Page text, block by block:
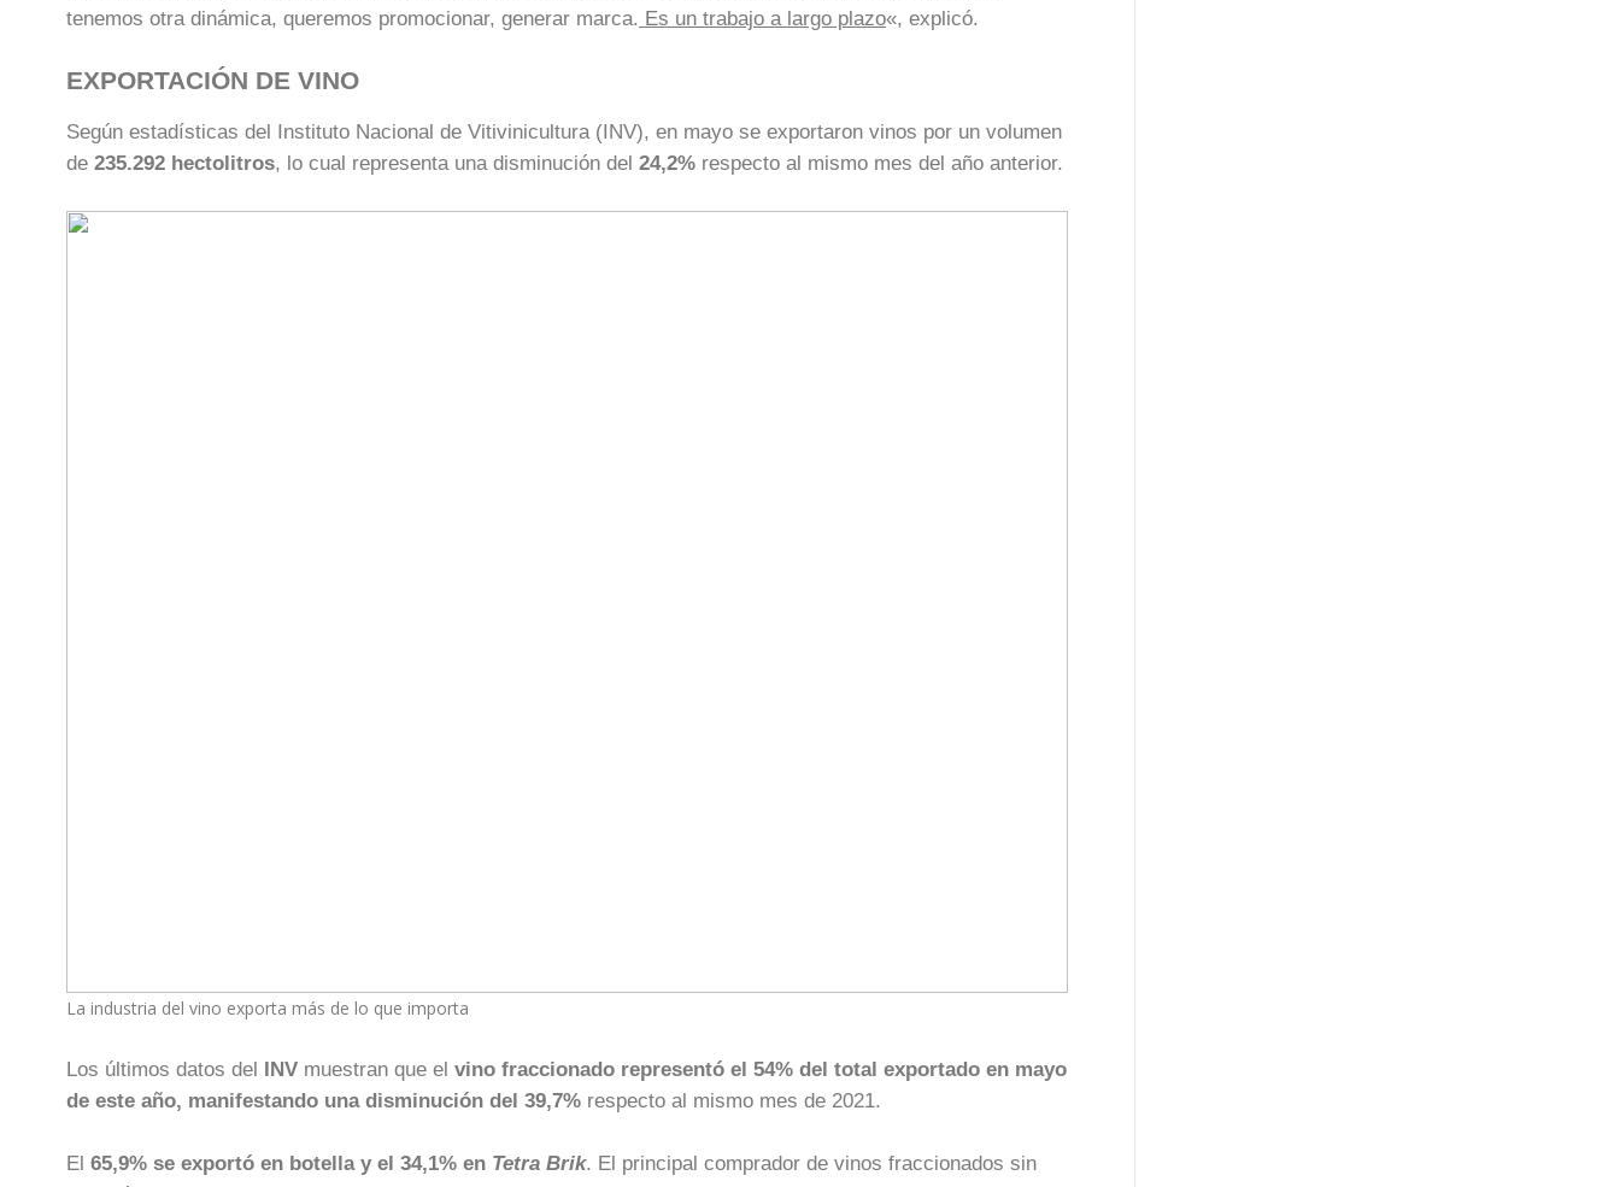
tenemos otra dinámica, queremos promocionar, generar marca. Es un trabajo a largo plazo«, explicó.
EXPORTACIÓN DE VINO
Según estadísticas del Instituto Nacional de Vitivinicultura (INV), en mayo se exportaron vinos por un volumen
de 235.292 hectolitros, lo cual representa una disminución del 24,2% respecto al mismo mes del año anterior.
La industria del vino exporta más de lo que importa
Los últimos datos del INV muestran que el vino fraccionado representó el 54% del total exportado en mayo
de este año, manifestando una disminución del 39,7% respecto al mismo mes de 2021.
El 65,9% se exportó en botella y el 34,1% en Tetra Brik. El principal comprador de vinos fraccionados sin